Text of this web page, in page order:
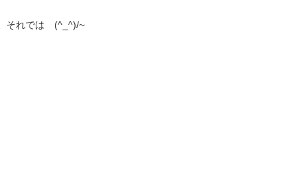
それでは (^_^)/~